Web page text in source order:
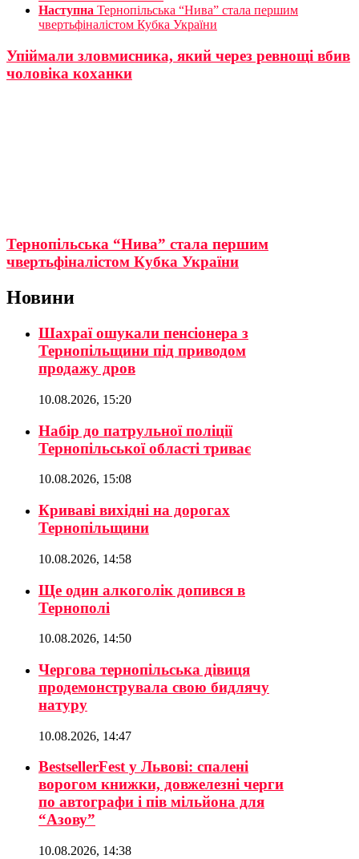
Наступна Тернопільська “Нива” стала першим
чвертьфіналістом Кубка України
Упіймали зловмисника, який через ревнощі вбив
чоловіка коханки
Тернопільська “Нива” стала першим
чвертьфіналістом Кубка України
Новини
Шахраї ошукали пенсіонера з
Тернопільщини під приводом
продажу дров
10.08.2026, 15:20
Набір до патрульної поліції
Тернопільської області триває
10.08.2026, 15:08
Криваві вихідні на дорогах
Тернопільщини
10.08.2026, 14:58
Ще один алкоголік допився в
Тернополі
10.08.2026, 14:50
Чергова тернопільська дівиця
продемонструвала свою бидлячу
натуру
10.08.2026, 14:47
BestsellerFest у Львові: спалені
ворогом книжки, довжелезні черги
по автографи і пів мільйона для
“Азову”
10.08.2026, 14:38